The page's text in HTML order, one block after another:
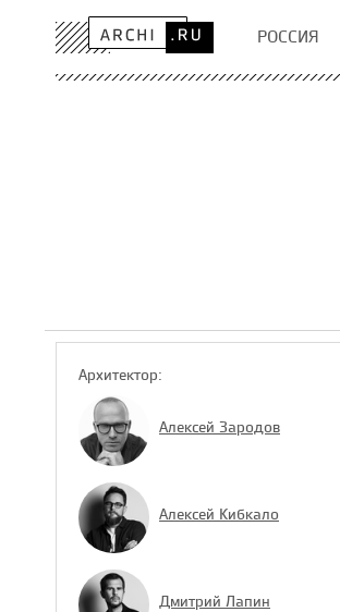
РОССИЯ
Архитектор:
Алексей Зародов
Алексей Кибкало
Дмитрий Лапин